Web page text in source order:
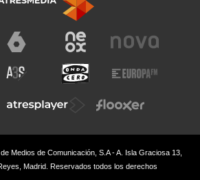
Medios de Comunicación, S.A - A. Isla Graciosa 13,
Madrid. Reservados todos los derechos